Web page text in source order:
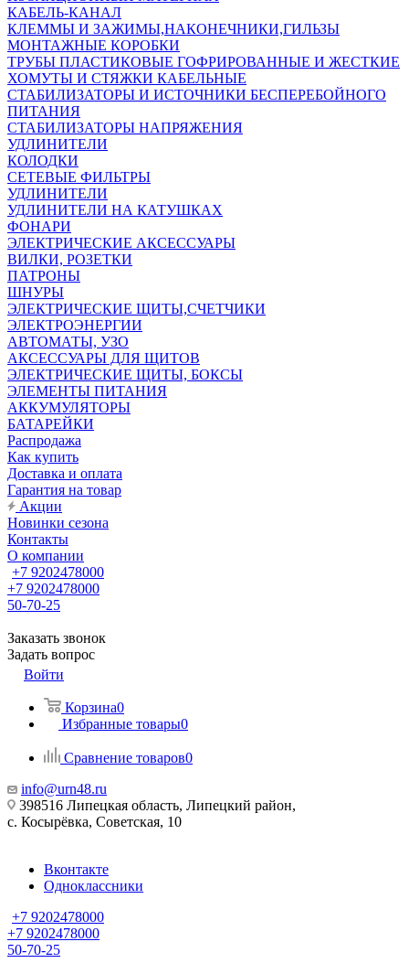
КАБЕЛЬ-КАНАЛ
КЛЕММЫ И ЗАЖИМЫ,НАКОНЕЧНИКИ,ГИЛЬЗЫ
МОНТАЖНЫЕ КОРОБКИ
ТРУБЫ ПЛАСТИКОВЫЕ ГОФРИРОВАННЫЕ И ЖЕСТКИЕ
ХОМУТЫ И СТЯЖКИ КАБЕЛЬНЫЕ
СТАБИЛИЗАТОРЫ И ИСТОЧНИКИ БЕСПЕРЕБОЙНОГО
ПИТАНИЯ
СТАБИЛИЗАТОРЫ НАПРЯЖЕНИЯ
УДЛИНИТЕЛИ
КОЛОДКИ
СЕТЕВЫЕ ФИЛЬТРЫ
УДЛИНИТЕЛИ
УДЛИНИТЕЛИ НА КАТУШКАХ
ФОНАРИ
ЭЛЕКТРИЧЕСКИЕ АКСЕССУАРЫ
ВИЛКИ, РОЗЕТКИ
ПАТРОНЫ
ШНУРЫ
ЭЛЕКТРИЧЕСКИЕ ЩИТЫ,СЧЕТЧИКИ
ЭЛЕКТРОЭНЕРГИИ
АВТОМАТЫ, УЗО
АКСЕССУАРЫ ДЛЯ ЩИТОВ
ЭЛЕКТРИЧЕСКИЕ ЩИТЫ, БОКСЫ
ЭЛЕМЕНТЫ ПИТАНИЯ
АККУМУЛЯТОРЫ
БАТАРЕЙКИ
Распродажа
Как купить
Доставка и оплата
Гарантия на товар
Акции
Новинки сезона
Контакты
О компании
+7 9202478000
+7 9202478000
50-70-25
Заказать звонок
Задать вопрос
Войти
Корзина0
Избранные товары0
Сравнение товаров0
info@urn48.ru
398516 Липецкая область, Липецкий район,
с. Косырёвка, Советская, 10
Вконтакте
Одноклассники
+7 9202478000
+7 9202478000
50-70-25